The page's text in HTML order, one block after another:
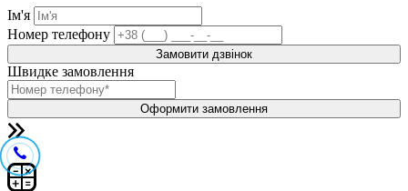
Ім'я
Номер телефону
Замовити дзвінок
Швидке замовлення
Оформити замовлення